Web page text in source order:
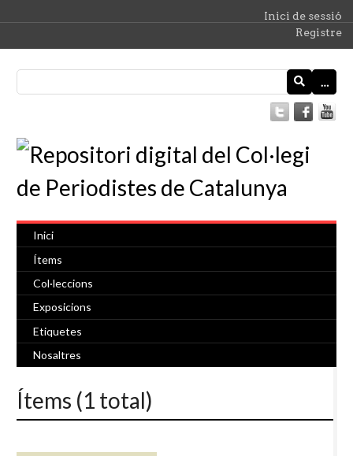
Inici de sessió
Registre
…
Inici
Ítems
Col·leccions
Exposicions
Etiquetes
Nosaltres
Ítems (1 total)